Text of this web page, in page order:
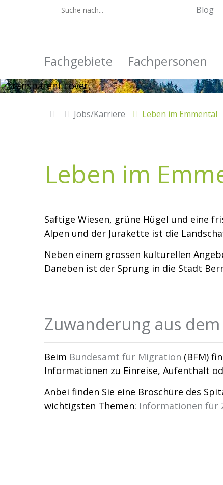
Blog
Fachgebiete Fachpersonen
Jobs/Karriere Leben im Emmental
Leben im
Saftige Wiesen, grüne Hügel und eine
Alpen und der Jurakette ist die
Neben einem grossen kulturellen
Daneben ist der Sprung in die Stadt
Zuwanderung aus
Beim Bundesamt für Migration (BFM)
Informationen zu Einreise, Aufenthalt
Anbei finden Sie eine Broschüre des
wichtigsten Themen: Informationen für